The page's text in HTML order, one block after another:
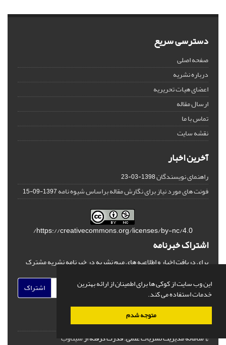
این وب سایت از کوکی ها برای اطمینان از ارائه بهترین
خدمات استفاده می کند.
متوجه شدم
دسترسی سریع
صفحه اصلی
درباره نشریه
اعضای هیات تحریریه
ارسال مقاله
تماس با ما
نقشه سایت
آخرین اخبار
راهنمای نویسندگان1398-03-23
فونت های مورد نیاز برای نگارش مقاله براساس شیوه نامه1397-09-15
https://creativecommons.org/licenses/by-nc/4.0/
اشتراک خبرنامه
برای دریافت اخبار و اطلاعیه های مهم نشریه در خبرنامه نشریه مشترک
اشتراک
© سامانه مدیریت نشریات علمی.قدرت گرفته ازسیناوب